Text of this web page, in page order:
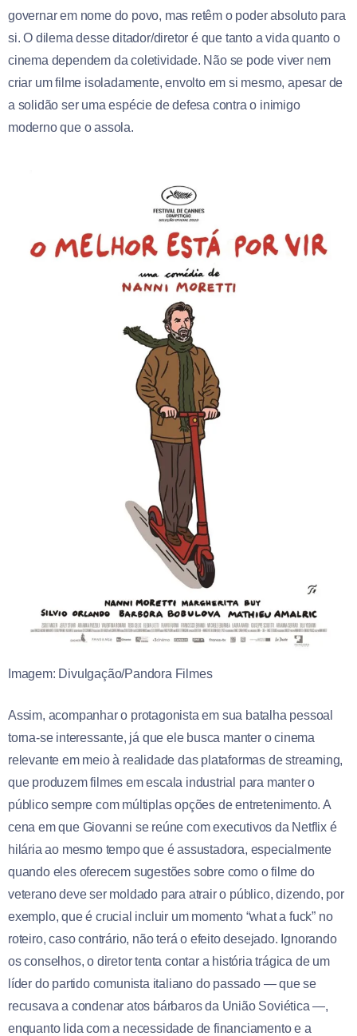
governar em nome do povo, mas retêm o poder absoluto para
si. O dilema desse ditador/diretor é que tanto a vida quanto o
cinema dependem da coletividade. Não se pode viver nem
criar um filme isoladamente, envolto em si mesmo, apesar de
a solidão ser uma espécie de defesa contra o inimigo
moderno que o assola.
Imagem: Divulgação/Pandora Filmes
Assim, acompanhar o protagonista em sua batalha pessoal
torna-se interessante, já que ele busca manter o cinema
relevante em meio à realidade das plataformas de streaming,
que produzem filmes em escala industrial para manter o
público sempre com múltiplas opções de entretenimento. A
cena em que Giovanni se reúne com executivos da Netflix é
hilária ao mesmo tempo que é assustadora, especialmente
quando eles oferecem sugestões sobre como o filme do
veterano deve ser moldado para atrair o público, dizendo, por
exemplo, que é crucial incluir um momento “what a fuck” no
roteiro, caso contrário, não terá o efeito desejado. Ignorando
os conselhos, o diretor tenta contar a história trágica de um
líder do partido comunista italiano do passado — que se
recusava a condenar atos bárbaros da União Soviética —,
enquanto lida com a necessidade de financiamento e a